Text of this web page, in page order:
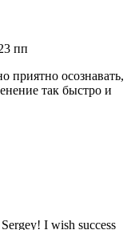
пп
приятно осознавать,
так быстро и
I wish success